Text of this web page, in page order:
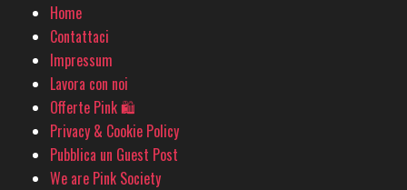
Home
Contattaci
Impressum
Lavora con noi
Offerte Pink 🛍
Privacy & Cookie Policy
Pubblica un Guest Post
We are Pink Society